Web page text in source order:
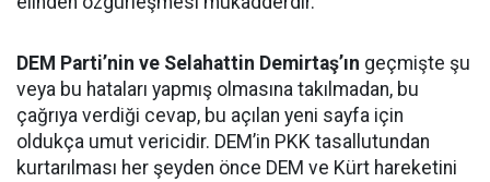
DEM Parti’nin ve Selahattin Demirtaş’ın geçmişte şu
veya bu hataları yapmış olmasına takılmadan, bu
çağrıya verdiği cevap, bu açılan yeni sayfa için
oldukça umut vericidir. DEM’in PKK tasallutundan
kurtarılması her şeyden önce DEM ve Kürt hareketini